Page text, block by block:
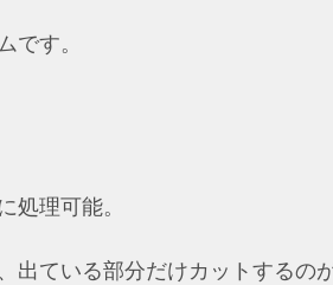
です。
処理可能。
出ている部分だけカットするの